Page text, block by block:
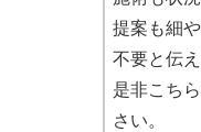
提案も細
不要と伝
是非こち
さい。